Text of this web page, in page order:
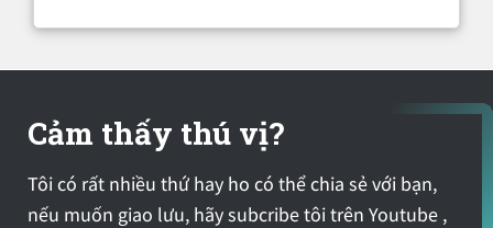
Cảm thấy thú vị?
Tôi có rất nhiều thứ hay ho có thể chia sẻ với bạn,
nếu muốn giao lưu, hãy subcribe tôi trên Youtube ,